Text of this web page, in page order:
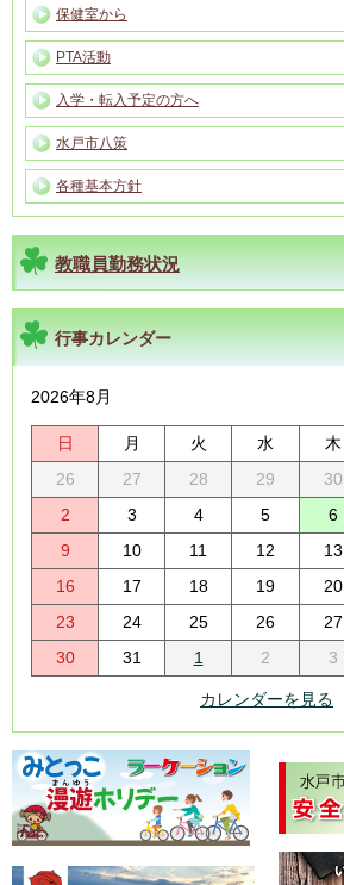
保健室から
PTA活動
入学・転入予定の方へ
水戸市八策
各種基本方針
教職員勤務状況
行事カレンダー
2026年8月
日 月 火 水 木
26
27 28 29 30
2
3 4 5 6
9
10 11 12 13
16
17 18 19 20
23
24 25 26 27
30
31 1 2 3
カレンダーを見る